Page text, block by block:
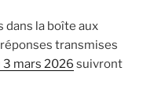
dans la boîte aux
transmises
3 mars 2026 suivront